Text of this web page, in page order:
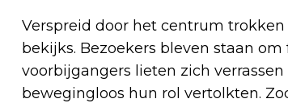
Verspreid door het centrum trokken
bekijks. Bezoekers bleven staan
voorbijgangers lieten zich
bewegingloos hun rol vertolkten.